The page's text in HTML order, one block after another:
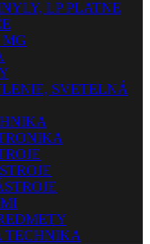
LP PLATNE
SVETELNÁ
TECHNIKA